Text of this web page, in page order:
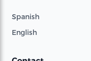
Spanish
English